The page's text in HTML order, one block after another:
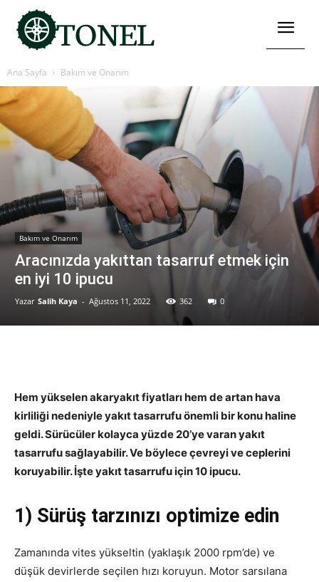
Ana Sayfa Bakım ve Onarım
Bakım ve Onarım
Aracınızda yakıttan tasarruf etmek için
en iyi 10 ipucu
Yazar Salih Kaya - Ağustos 11, 2022 362 0
Hem yükselen akaryakıt fiyatları hem de artan hava
kirliliği nedeniyle yakıt tasarrufu önemli bir konu haline
geldi. Sürücüler kolayca yüzde 20’ye varan yakıt
tasarrufu sağlayabilir. Ve böylece çevreyi ve ceplerini
koruyabilir. İşte yakıt tasarrufu için 10 ipucu.
1) Sürüş tarzınızı optimize edin
Zamanında vites yükseltin (yaklaşık 2000 rpm’de) ve
düşük devirlerde seçilen hızı koruyun. Motor sarsılana